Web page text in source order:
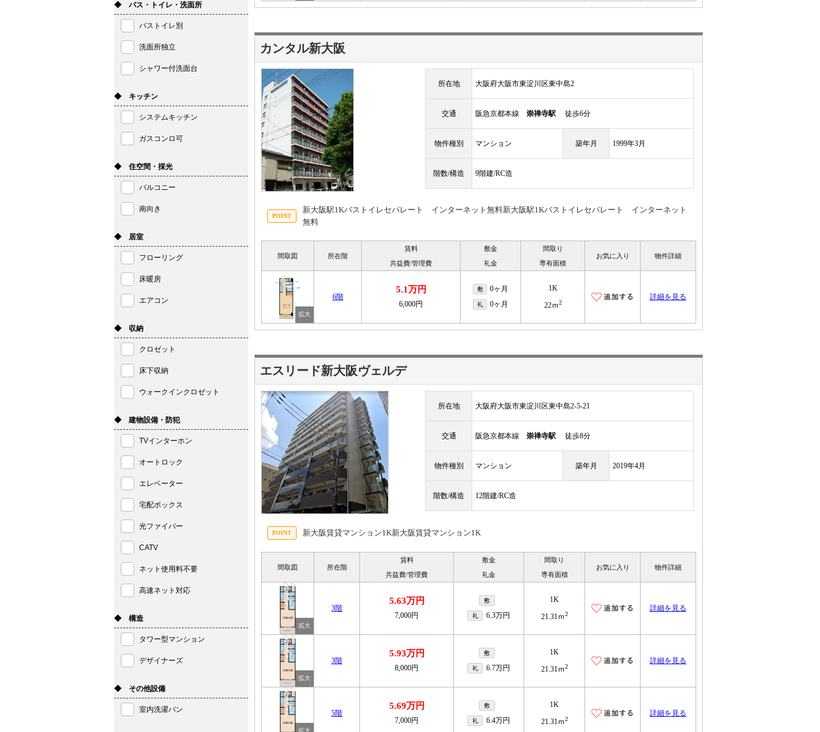
カンタル新大阪
所在地 大阪府大阪市東淀川区東中島2
交通 阪急京都本線 崇禅寺駅 徒歩6分
物件種別 マンション 築年月 1999年3月
階数/構造 9階建/RC造
新大阪駅1Kバストイレセパレート インターネット無料新大阪駅1Kバストイレセパレート インターネット
無料
間取図 所在階
賃料
共益費/管理費
敷金
礼金
間取り
専有面積
お気に入り 物件詳細
6階
5.1万円
6,000円
敷 0ヶ月
礼 0ヶ月
1K
22ｍ2
詳細を見る
エスリード新大阪ヴェルデ
所在地 大阪府大阪市東淀川区東中島2-5-21
交通 阪急京都本線 崇禅寺駅 徒歩8分
物件種別 マンション 築年月 2019年4月
階数/構造 12階建/RC造
新大阪賃貸マンション1K新大阪賃貸マンション1K
間取図 所在階
賃料
共益費/管理費
敷金
礼金
間取り
専有面積
お気に入り 物件詳細
3階
5.63万円
7,000円
敷
礼 6.3万円
1K
21.31ｍ2
詳細を見る
3階
5.93万円
8,000円
敷
礼 6.7万円
1K
21.31ｍ2
詳細を見る
5階
5.69万円
7,000円
敷
礼 6.4万円
1K
21.31ｍ2
詳細を見る
◆ バス・トイレ・洗面所
バストイレ別
洗面所独立
シャワー付洗面台
◆ キッチン
システムキッチン
ガスコンロ可
◆ 住空間・採光
バルコニー
南向き
◆ 居室
フローリング
床暖房
エアコン
◆ 収納
クロゼット
床下収納
ウォークインクロゼット
◆ 建物設備・防犯
TVインターホン
オートロック
エレベーター
宅配ボックス
光ファイバー
CATV
ネット使用料不要
高速ネット対応
◆ 構造
タワー型マンション
デザイナーズ
◆ その他設備
室内洗濯パン